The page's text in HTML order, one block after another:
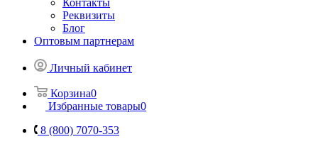
Контакты
Реквизиты
Блог
Оптовым партнерам
Личный кабинет
Корзина0
Избранные товары0
8 (800) 7070-353